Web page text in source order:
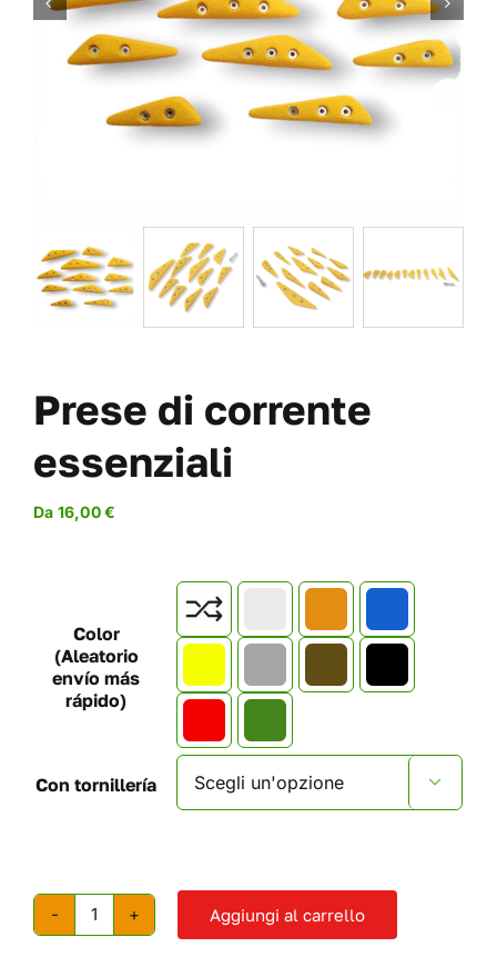
OFFERTE
CHI SIAMO
IL MIO CONTO
CARRITO
Prese di corrente
essenziali
Da 16,00€
Color
(Aleatorio
envío más
rápido)
Con tornillería 
Prese
Aggiungi al carrello